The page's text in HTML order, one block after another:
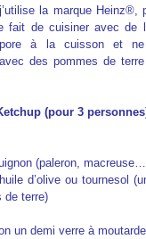
la marque Heinz®,
fait de cuisiner avec de
à la cuisson et
des pommes de
(pour 3
(paleron,
d’olive ou tournesol
de terre)
un demi verre à